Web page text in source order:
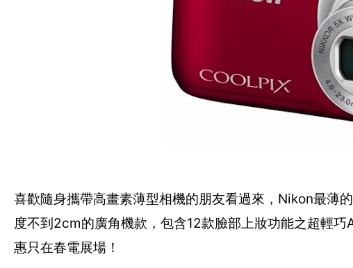
喜歡隨身攜帶高畫素薄型相機的朋友看過來，Nikon最薄
度不到2cm的廣角機款，包含12款臉部上妝功能之超輕
惠只在春電展場！